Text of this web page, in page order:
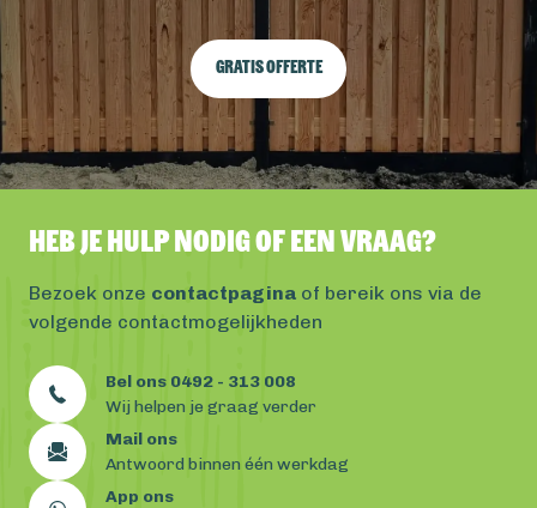
Gratis offerte
Heb je hulp nodig of een vraag?
Bezoek onze contactpagina of bereik ons via de
volgende contactmogelijkheden
Bel ons 0492 - 313 008
Wij helpen je graag verder
Mail ons
Antwoord binnen één werkdag
App ons